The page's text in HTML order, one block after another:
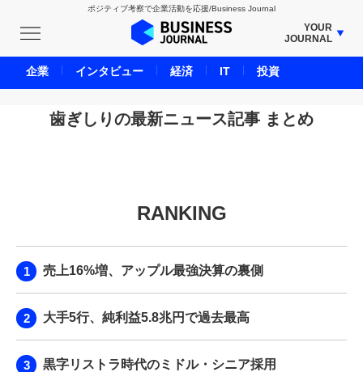
ポジティブ考察で企業活動を応援/Business Journal
YOUR
JOURNAL
BUSINESS JOURNAL
UNICORN JOURNAL
CARBON CREDITS JOURNAL
LIFE ENDING JOURNAL
BPaaS JOURNAL
歯ぎしりの最新ニュース記事 まとめ
RANKING
売上16%増、アップル最強決算の裏側
大手5行、純利益5.8兆円で過去最高
黒字リストラ時代のミドル・シニア採用
企業 インタビュー 経済 IT 投資